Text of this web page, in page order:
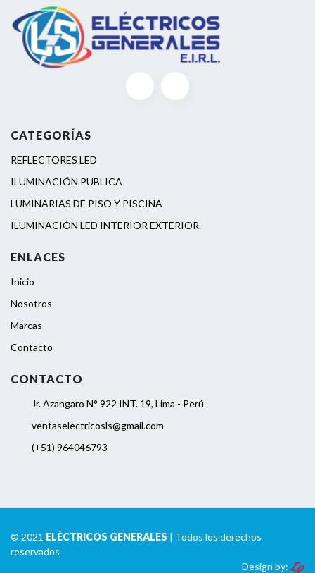
CATEGORÍAS
REFLECTORES LED
ILUMINACIÓN PUBLICA
LUMINARIAS DE PISO Y PISCINA
ILUMINACIÓN LED INTERIOR EXTERIOR
ENLACES
Inicio
Nosotros
Marcas
Contacto
CONTACTO
Jr. Azangaro N° 922 INT. 19, Lima - Perú
ventaselectricosls@gmail.com
(+51) 964046793
© 2021 ELÉCTRICOS GENERALES | Todos los derechos
reservados
Design by: